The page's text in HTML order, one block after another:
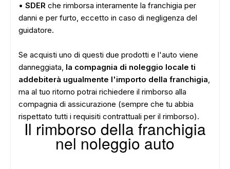
• SDER che rimborsa interamente la franchigia per
danni e per furto, eccetto in caso di negligenza del
guidatore.
Se acquisti uno di questi due prodotti e l'auto viene
danneggiata, la compagnia di noleggio locale ti
addebiterà ugualmente l'importo della franchigia,
ma al tuo ritorno potrai richiedere il rimborso alla
compagnia di assicurazione (sempre che tu abbia
rispettato tutti i requisiti contrattuali per il rimborso).
Il rimborso della franchigia
nel noleggio auto